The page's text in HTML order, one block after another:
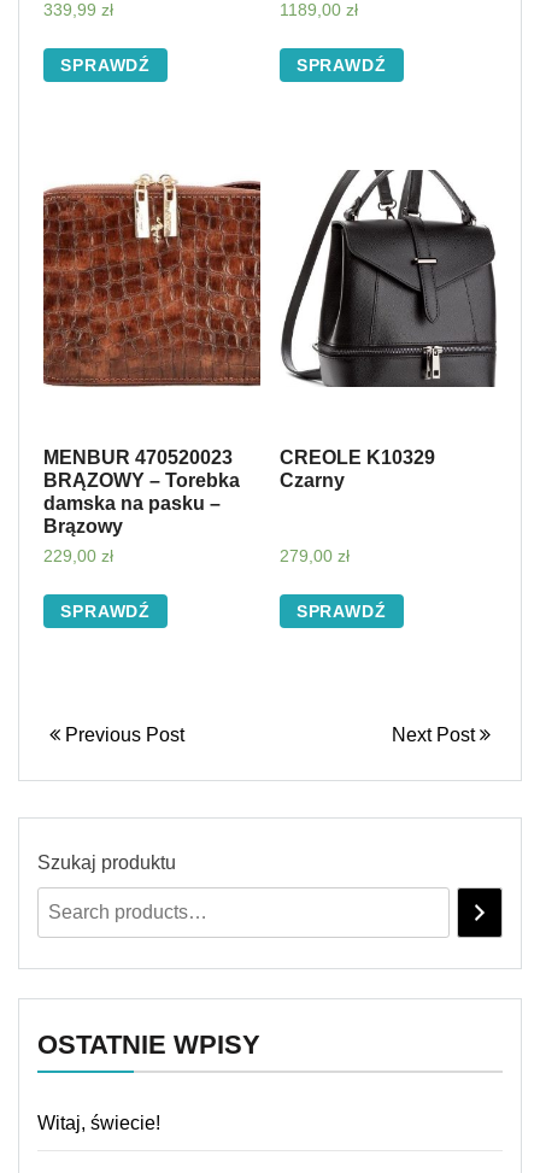
339,99 zł
SPRAWDŹ
1189,00 zł
SPRAWDŹ
MENBUR 470520023
BRĄZOWY – Torebka
damska na pasku –
Brązowy
229,00 zł
SPRAWDŹ
CREOLE K10329
Czarny
279,00 zł
SPRAWDŹ
Previous Post Next Post
Szukaj produktu
OSTATNIE WPISY
Witaj, świecie!